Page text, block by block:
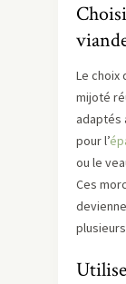
Le choix
mijoté
adaptés
pour l’
ou le
Ces